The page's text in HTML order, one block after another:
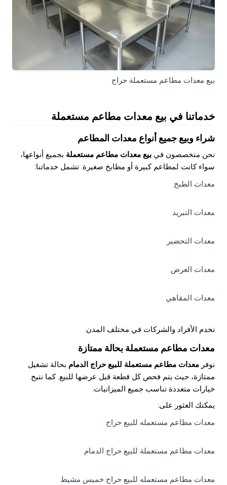
بيع معدات مطاعم مستعملة حراج
خدماتنا في بيع معدات مطاعم مستعملة
شراء وبيع جميع أنواع معدات المطاعم
نحن متخصصون في بيع معدات مطاعم مستعملة بجميع أنواعها،
سواء كانت لمطاعم كبيرة أو مطابخ صغيرة. تشمل خدماتنا:
معدات الطبخ
معدات التبريد
معدات التحضير
معدات العرض
معدات المقاهي
نخدم الأفراد والشركات في مختلف المدن.
معدات مطاعم مستعملة بحالة ممتازة
نوفر معدات مطاعم مستعملة للبيع حراج الدمام بحالة تشغيل
ممتازة، حيث يتم فحص كل قطعة قبل عرضها للبيع. كما نتيح
خيارات متعددة تناسب جميع الميزانيات.
يمكنك العثور على:
معدات مطاعم مستعمله للبيع حراج
معدات مطاعم مستعملة للبيع حراج الدمام
معدات مطاعم مستعمله للبيع حراج خميس مشيط